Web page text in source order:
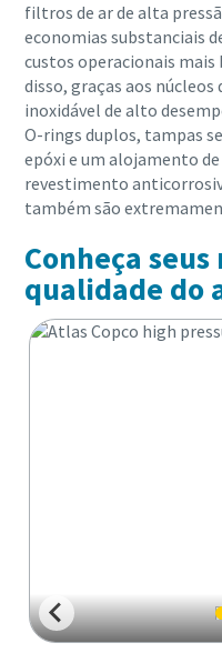
Tudo o que você
processo de
Saiba como criar um
Descubra
filtros de ar de alta
economias substanciais
custos operacionais mais
disso, graças aos núcleos
inoxidável de alto
O-rings duplos, tampas
epóxi e um alojamento
revestimento
também são
Conheça
qualidade do